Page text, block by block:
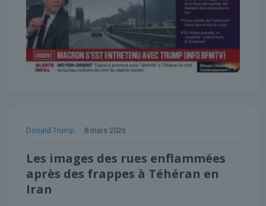
Donald Trump 8 mars 2026
Les images des rues enflammées
après des frappes à Téhéran en
Iran